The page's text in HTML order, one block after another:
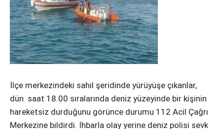
Instagram
Youtube
İlçe merkezindeki sahil şeridinde yürüyüşe çıkanlar,
dün saat 18.00 sıralarında deniz yüzeyinde bir kişinin
hareketsiz durduğunu görünce durumu 112 Acil Çağrı
Merkezine bildirdi. İhbarla olay yerine deniz polisi sevk